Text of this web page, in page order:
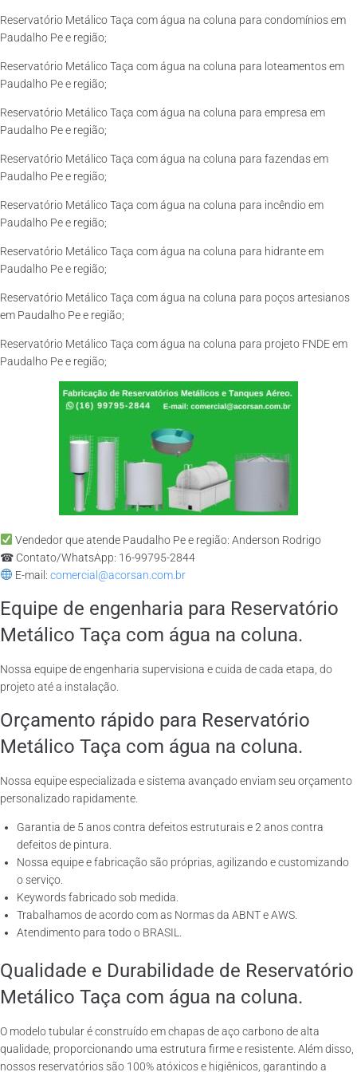
Reservatório Metálico Taça com água na coluna para condomínios em
Paudalho Pe e região;
Reservatório Metálico Taça com água na coluna para loteamentos em
Paudalho Pe e região;
Reservatório Metálico Taça com água na coluna para empresa em
Paudalho Pe e região;
Reservatório Metálico Taça com água na coluna para fazendas em
Paudalho Pe e região;
Reservatório Metálico Taça com água na coluna para incêndio em
Paudalho Pe e região;
Reservatório Metálico Taça com água na coluna para hidrante em
Paudalho Pe e região;
Reservatório Metálico Taça com água na coluna para poços artesianos
em Paudalho Pe e região;
Reservatório Metálico Taça com água na coluna para projeto FNDE em
Paudalho Pe e região;
Vendedor que atende Paudalho Pe e região: Anderson Rodrigo
☎ Contato/WhatsApp: 16-99795-2844
E-mail: comercial@acorsan.com.br
Equipe de engenharia para Reservatório
Metálico Taça com água na coluna.
Nossa equipe de engenharia supervisiona e cuida de cada etapa, do
projeto até a instalação.
Orçamento rápido para Reservatório
Metálico Taça com água na coluna.
Nossa equipe especializada e sistema avançado enviam seu orçamento
personalizado rapidamente.
Garantia de 5 anos contra defeitos estruturais e 2 anos contra
defeitos de pintura.
Nossa equipe e fabricação são próprias, agilizando e customizando
o serviço.
Keywords fabricado sob medida.
Trabalhamos de acordo com as Normas da ABNT e AWS.
Atendimento para todo o BRASIL.
Qualidade e Durabilidade de Reservatório
Metálico Taça com água na coluna.
O modelo tubular é construído em chapas de aço carbono de alta
qualidade, proporcionando uma estrutura firme e resistente. Além disso,
nossos reservatórios são 100% atóxicos e higiênicos, garantindo a